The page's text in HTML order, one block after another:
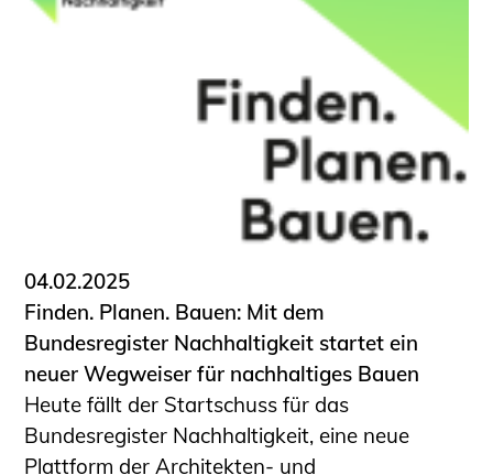
04.02.2025
Finden. Planen. Bauen: Mit dem
Bundesregister Nachhaltigkeit startet ein
neuer Wegweiser für nachhaltiges Bauen
Heute fällt der Startschuss für das
Bundesregister Nachhaltigkeit, eine neue
Plattform der Architekten- und